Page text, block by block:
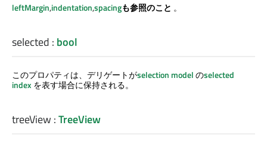
leftMargin,indentation,spacingも参照のこと 。
selected : bool
このプロパティは、デリゲートがselection modelのselected
index を表す場合に保持される。
treeView :TreeView